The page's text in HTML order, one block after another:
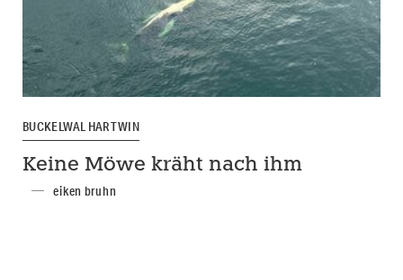
BUCKELWAL HARTWIN
Keine Möwe kräht nach ihm
eiken bruhn